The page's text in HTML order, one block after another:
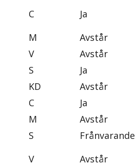
C Ja
M Avstår
V Avstår
S Ja
KD Avstår
C Ja
M Avstår
S Frånvarande
V Avstår